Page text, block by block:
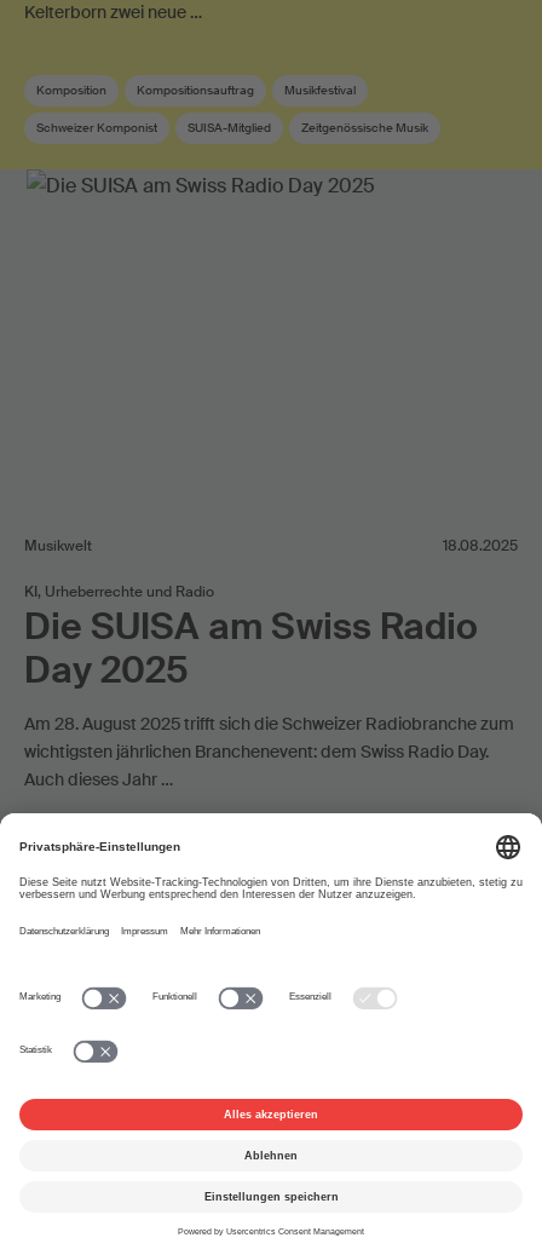
Kelterborn zwei neue …
Komposition Kompositionsauftrag Musikfestival
Schweizer Komponist SUISA-Mitglied Zeitgenössische Musik
Musikwelt 18.08.2025
KI, Urheberrechte und Radio
Die SUISA am Swiss Radio
Day 2025
Am 28. August 2025 trifft sich die Schweizer Radiobranche zum
wichtigsten jährlichen Branchenevent: dem Swiss Radio Day.
Auch dieses Jahr …
Fachmesse Künstliche Intelligenz
Urheberrecht Urheberrechtsvergütung